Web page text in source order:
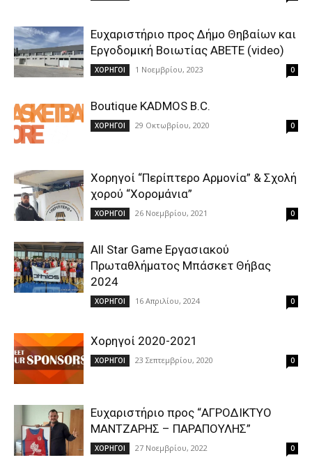
Ευχαριστήριο προς Δήμο Θηβαίων και
Εργοδομική Βοιωτίας ΑΒΕΤΕ (video)
ΧΟΡΗΓΟΙ 1 Νοεμβρίου, 2023 0
Boutique KADMOS B.C.
ΧΟΡΗΓΟΙ 29 Οκτωβρίου, 2020 0
Χορηγοί “Περίπτερο Αρμονία” & Σχολή
χορού “Χορομάνια”
ΧΟΡΗΓΟΙ 26 Νοεμβρίου, 2021 0
All Star Game Εργασιακού
Πρωταθλήματος Μπάσκετ Θήβας
2024
ΧΟΡΗΓΟΙ 16 Απριλίου, 2024 0
Χορηγοί 2020-2021
ΧΟΡΗΓΟΙ 23 Σεπτεμβρίου, 2020 0
Ευχαριστήριο προς “ΑΓΡΟΔΙΚΤΥΟ
ΜΑΝΤΖΑΡΗΣ – ΠΑΡΑΠΟΥΛΗΣ”
ΧΟΡΗΓΟΙ 27 Νοεμβρίου, 2022 0